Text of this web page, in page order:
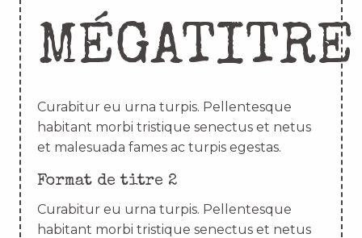
MÉGATITRE
Curabitur eu urna turpis. Pellentesque
habitant morbi tristique senectus et netus
et malesuada fames ac turpis egestas.
Format de titre 2
Curabitur eu urna turpis. Pellentesque
habitant morbi tristique senectus et netus